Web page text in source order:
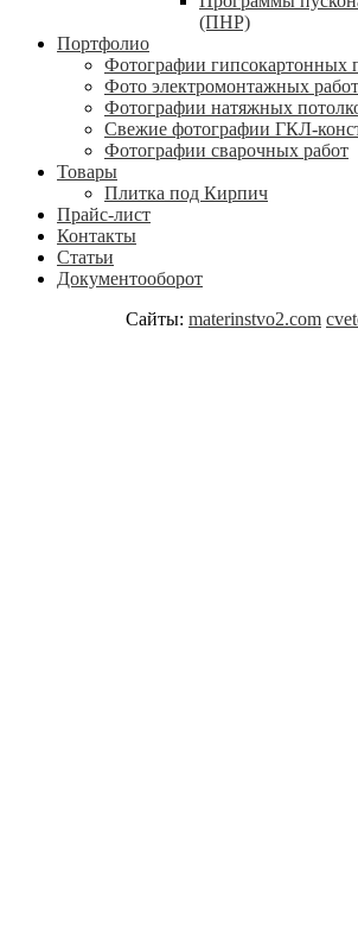
(ПНР)
Портфолио
Фотографии гипсокартонных
Фото электромонтажных работ
Фотографии натяжных
Свежие фотографии ГКЛ-
Фотографии сварочных работ
Товары
Плитка под Кирпич
Прайс-лист
Контакты
Статьи
Документооборот
Сайты: materinstvo2.com